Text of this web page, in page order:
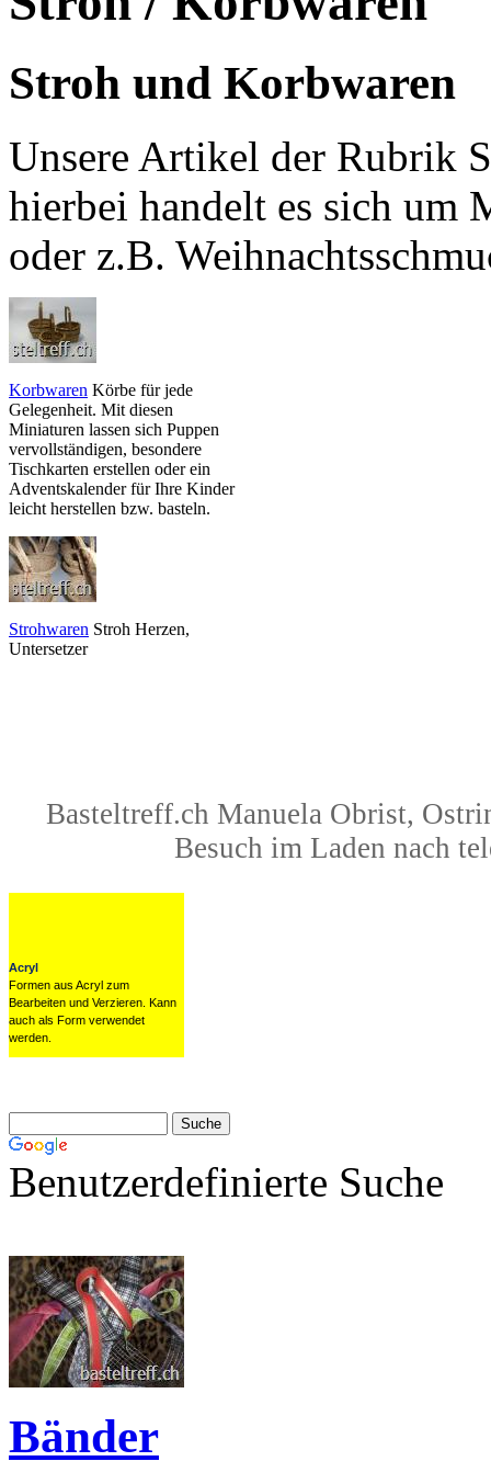
Stroh und Korbwaren
Unsere Artikel der Rubrik
hierbei handelt es sich um
oder z.B.
Korbwaren Körbe für jede
Gelegenheit. Mit diesen
Miniaturen lassen sich Puppen
vervollständigen, besondere
Tischkarten erstellen oder ein
Adventskalender für Ihre Kinder
leicht herstellen bzw. basteln.
Strohwaren Stroh Herzen,
Untersetzer
Basteltreff.ch Manuela Obrist,
Besuch im Laden nach
Benutzerdefinierte Suche
Bänder